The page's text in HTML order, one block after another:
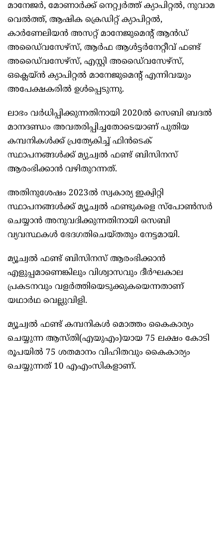
മാനേജർ, മോണാർക്ക് നെറ്റ്വർത്ത് ക്യാപിറ്റല്‍, നുവാമ
വെല്‍ത്ത്, ആഷിക ക്രെഡിറ്റ് ക്യാപിറ്റല്‍,
കാർണേലിയൻ അസറ്റ് മാനേജുമെന്റ് ആൻഡ്
അഡൈ്വസേഴ്സ്, ആർഫ ആള്‍ട്ടർനേറ്റീവ് ഫണ്ട്
അഡൈ്വസേഴ്സ്, എസ്റ്റി അഡൈ്വസേഴ്സ്,
ഒക്ലെയ്ൻ ക്യാപിറ്റല്‍ മാനേജുമെന്റ് എന്നിവയും
അപേക്ഷകരില്‍ ഉള്‍പ്പെടുന്നു.
ലാഭം വർധിപ്പിക്കുന്നതിനായി 2020ല്‍ സെബി ബദല്‍
മാനദണ്ഡം അവതരിപ്പിച്ചതോടെയാണ് പുതിയ
കമ്പനികള്‍ക്ക് പ്രത്യേകിച്ച്‌ ഫിൻടെക്
സ്ഥാപനങ്ങള്‍ക്ക് മ്യുച്വല്‍ ഫണ്ട് ബിസിനസ്
ആരംഭിക്കാൻ വഴിതുറന്നത്.
അതിനുശേഷം 2023ല്‍ സ്വകാര്യ ഇക്വിറ്റി
സ്ഥാപനങ്ങള്‍ക്ക് മ്യൂച്വല്‍ ഫണ്ടുകളെ സ്പോണ്‍സർ
ചെയ്യാൻ അനുവദിക്കുന്നതിനായി സെബി
വ്യവസ്ഥകള്‍ ഭേദഗതിചെയ്തതും നേട്ടമായി.
മ്യൂച്വല്‍ ഫണ്ട് ബിസിനസ് ആരംഭിക്കാൻ
എളുപ്പമാണെങ്കിലും വിശ്വാസവും ദീർഘകാല
പ്രകടനവും വളർത്തിയെടുക്കുകയെന്നതാണ്
യഥാർഥ വെല്ലുവിളി.
മ്യൂച്വല്‍ ഫണ്ട് കമ്പനികള്‍ മൊത്തം കൈകാര്യം
ചെയ്യുന്ന ആസ്തി(എയുഎം)യായ 75 ലക്ഷം കോടി
രൂപയില്‍ 75 ശതമാനം വിഹിതവും കൈകാര്യം
ചെയ്യുന്നത് 10 എഎംസികളാണ്.